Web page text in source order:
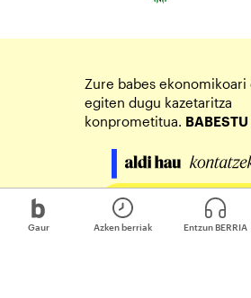
Gaur Azken berriak Entzun BERRIA
Zure babes ekonomikoari
egiten dugu kazetaritza
konprometitua. BABESTU
Egin zure